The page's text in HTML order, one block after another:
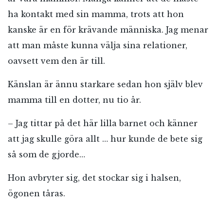
E-post*
Jag accepterar villkoren.
RÖSTA
ÅNGRA OCH STÄNG
ha kontakt med sin mamma, trots att hon
kanske är en för krävande människa. Jag menar
att man måste kunna välja sina relationer,
oavsett vem den är till.
Känslan är ännu starkare sedan hon själv blev
mamma till en dotter, nu tio år.
– Jag tittar på det här lilla barnet och känner
att jag skulle göra allt … hur kunde de bete sig
så som de gjorde…
Hon avbryter sig, det stockar sig i halsen,
ögonen tåras.